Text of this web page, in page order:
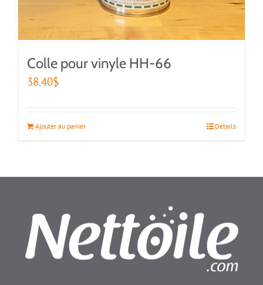
Colle pour vinyle HH-66
38.40$
Ajouter au panier Détails